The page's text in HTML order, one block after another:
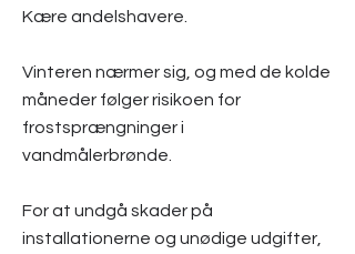
Kære andelshavere.
Vinteren nærmer sig, og med de kolde
måneder følger risikoen for
frostsprængninger i
vandmålerbrønde.
For at undgå skader på
installationerne og unødige udgifter,